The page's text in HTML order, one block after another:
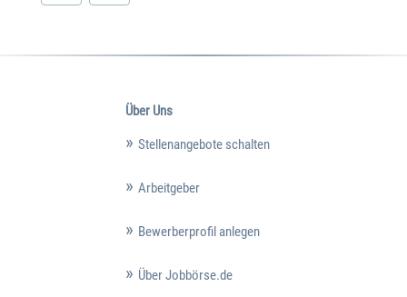
Über Uns
Stellenangebote schalten
Arbeitgeber
Bewerberprofil anlegen
Über Jobbörse.de